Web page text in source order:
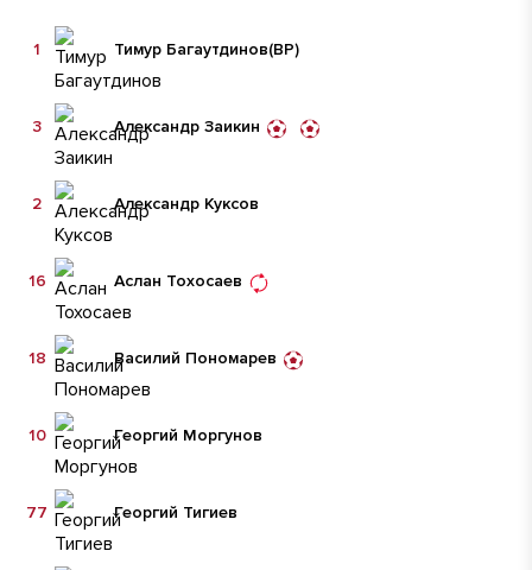
Тимур Багаутдинов(ВР)
1
Александр Заикин
3
Александр Куксов
2
Аслан Тохосаев
16
Василий Пономарев
18
Георгий Моргунов
10
Георгий Тигиев
77